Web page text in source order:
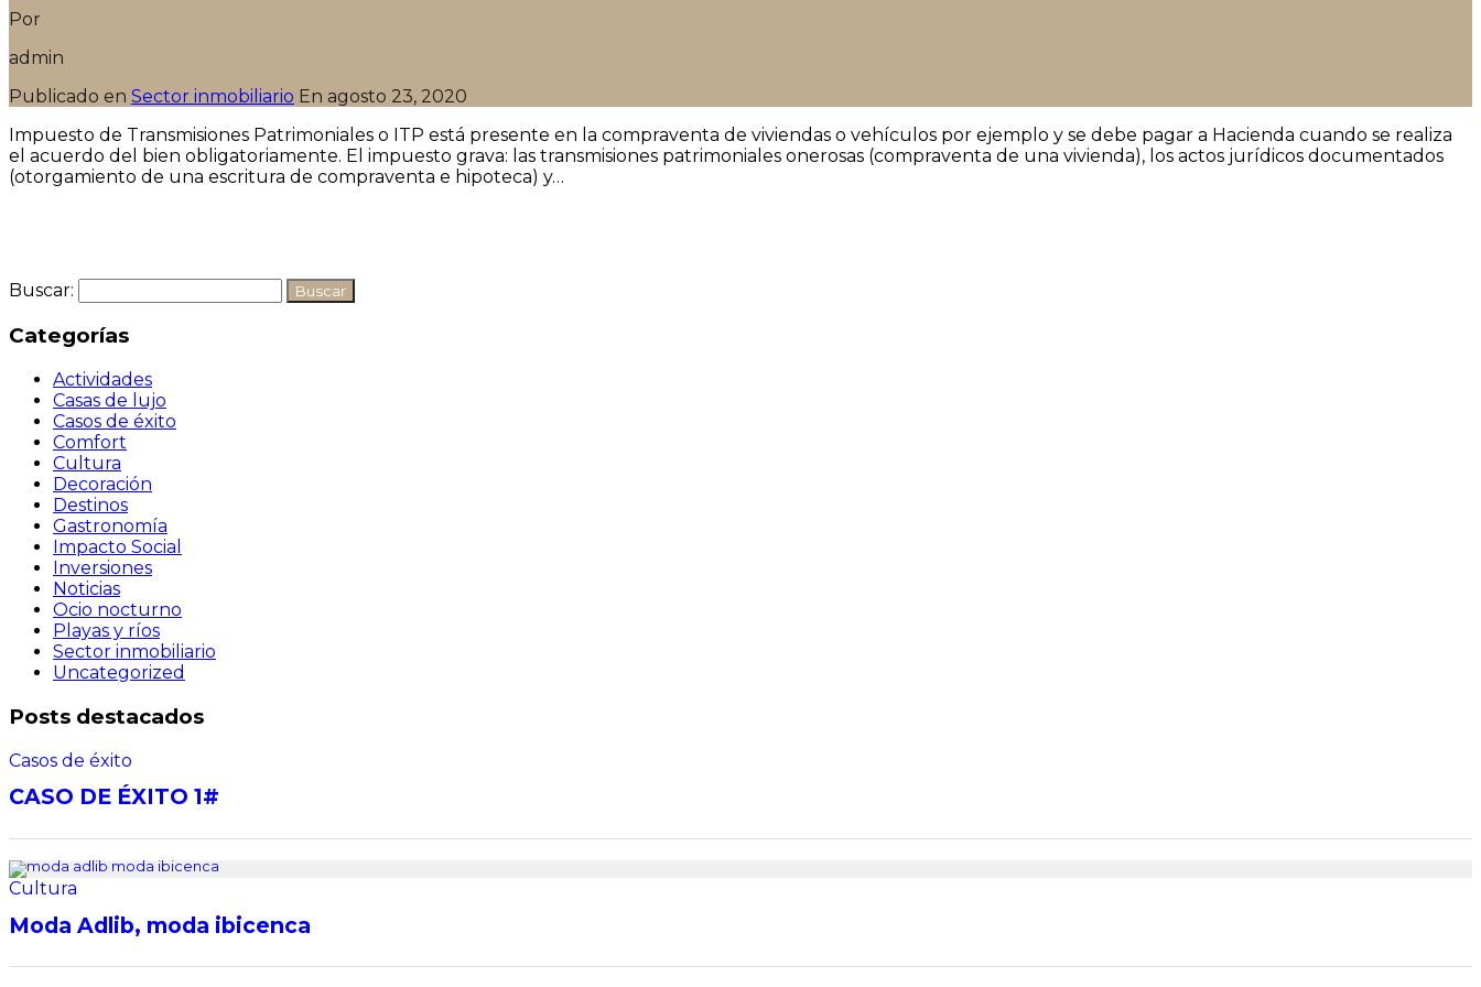
Por
admin
Publicado en Sector inmobiliario En agosto 23, 2020
Impuesto de Transmisiones Patrimoniales o ITP está presente en la compraventa de viviendas o vehículos por ejemplo y se debe pagar a Hacienda cuando se realiza
el acuerdo del bien obligatoriamente. El impuesto grava: las transmisiones patrimoniales onerosas (compraventa de una vivienda), los actos jurídicos documentados
(otorgamiento de una escritura de compraventa e hipoteca) y…
Buscar:
Categorías
Actividades
Casas de lujo
Casos de éxito
Comfort
Cultura
Decoración
Destinos
Gastronomía
Impacto Social
Inversiones
Noticias
Ocio nocturno
Playas y ríos
Sector inmobiliario
Uncategorized
Posts destacados
Casos de éxito
CASO DE ÉXITO 1#
Cultura
Moda Adlib, moda ibicenca